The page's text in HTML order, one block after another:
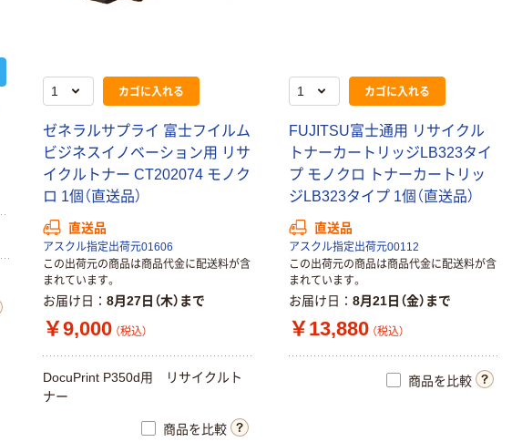
カゴに入れる
ゼネラルサプライ 富士フイルム
ビジネスイノベーション用 リサ
イクルトナー CT202074 モノク
ロ 1個（直送品）
直送品
アスクル指定出荷元01606
この出荷元の商品は商品代金に配送料が含
まれています。
お届け日 8月27日（木）まで
￥9,000 （税込）
DocuPrint P350d用 リサイクルト
ナー
商品を比較
カゴに入れる
FUJITSU富士通用 リサイクル
トナーカートリッジLB323タイ
プ モノクロ トナーカートリッ
ジLB323タイプ 1個（直送品）
直送品
アスクル指定出荷元00112
この出荷元の商品は商品代金に配送料が含
まれています。
お届け日 8月21日（金）まで
￥13,880 （税込）
商品を比較